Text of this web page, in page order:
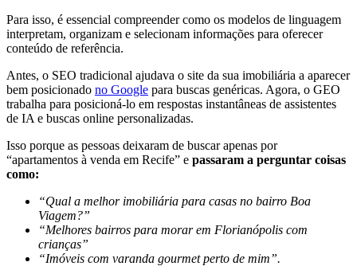
Para isso, é essencial compreender como os modelos de linguagem
interpretam, organizam e selecionam informações para oferecer
conteúdo de referência.
Antes, o SEO tradicional ajudava o site da sua imobiliária a aparecer
bem posicionado no Google para buscas genéricas. Agora, o GEO
trabalha para posicioná-lo em respostas instantâneas de assistentes
de IA e buscas online personalizadas.
Isso porque as pessoas deixaram de buscar apenas por
“apartamentos à venda em Recife” e passaram a perguntar coisas
como:
“Qual a melhor imobiliária para casas no bairro Boa
Viagem?”
“Melhores bairros para morar em Florianópolis com
crianças”
“Imóveis com varanda gourmet perto de mim”.